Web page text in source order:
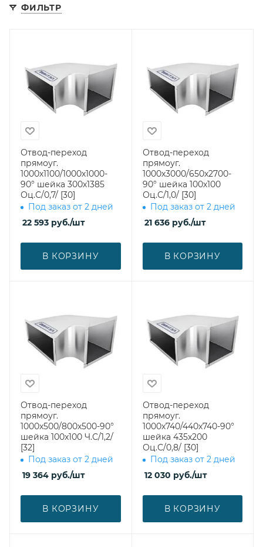
ФИЛЬТР
Отвод-переход
прямоуг.
1000х1100/1000х1000-
90° шейка 300х1385
Оц.С/0,7/ [30]
Под заказ от 2 дней
22 593 руб./шт
В КОРЗИНУ
Отвод-переход
прямоуг.
1000х3000/650х2700-
90° шейка 100х100
Оц.С/1,0/ [30]
Под заказ от 2 дней
21 636руб./шт
В КОРЗИНУ
Отвод-переход
прямоуг.
1000х500/800х500-90°
шейка 100х100 Ч.С/1,2/
[32]
Под заказ от 2 дней
19 364 руб./шт
В КОРЗИНУ
Отвод-переход
прямоуг.
1000х740/440х740-90°
шейка 435х200
Оц.С/0,8/ [30]
Под заказ от 2 дней
12 030 руб./шт
В КОРЗИНУ